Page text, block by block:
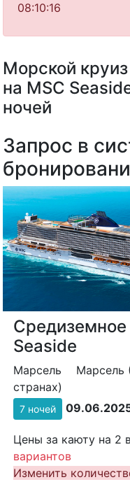
08:10:16
Морской
на MSC
ночей
Seaside
Марсель
Марсель
странах)
7 ночей
Цены за каюту на 2
вариантов
Изменить
Запрос в